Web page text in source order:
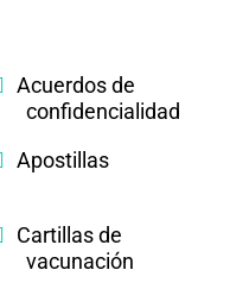
Acuerdos de
confidencialidad
Apostillas
Cartillas de
vacunación